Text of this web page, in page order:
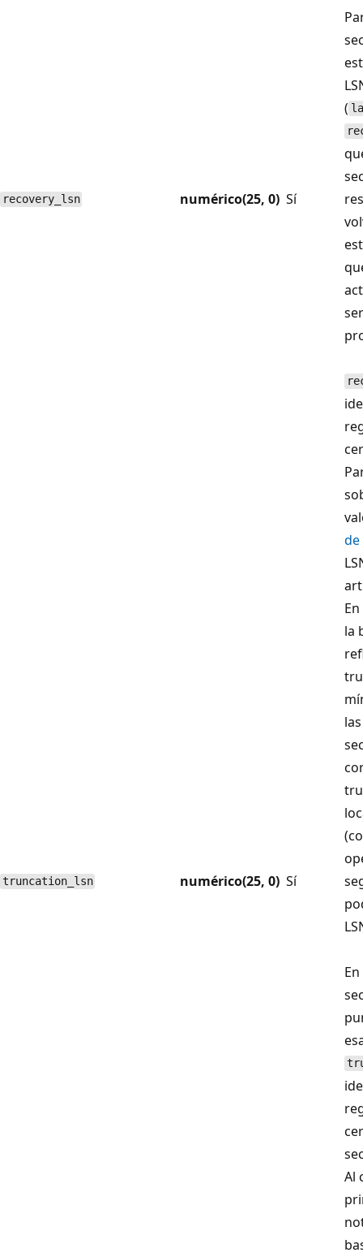
recovery_lsn numérico(25, 0) Sí
(
de
truncation_lsn numérico(25, 0) Sí
la
Al